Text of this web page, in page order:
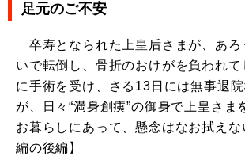
足元のご不安
卒寿となられた上皇后さまが、あろ
いで転倒し、骨折のおけがを負われて
に手術を受け、さる13日には無事退
が、日々“満身創痍”の御身で上皇さま
お暮らしにあって、懸念はなお拭えな
編の後編】